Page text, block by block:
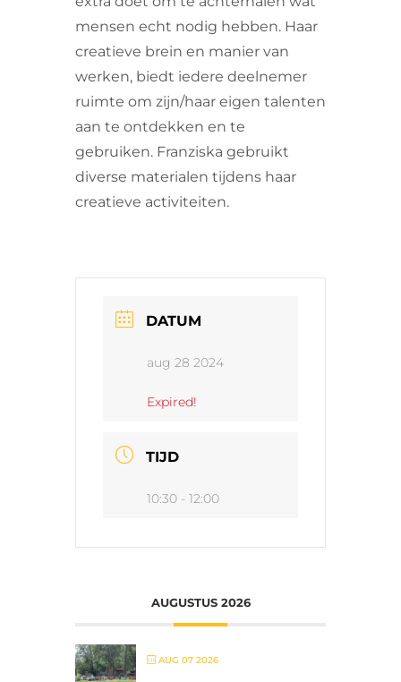
mensen echt nodig hebben. Haar
creatieve brein en manier van
werken, biedt iedere deelnemer
ruimte om zijn/haar eigen talenten
aan te ontdekken en te
gebruiken. Franziska gebruikt
diverse materialen tijdens haar
creatieve activiteiten.
DATUM
aug 28 2024
Expired!
TIJD
10:30 - 12:00
AUGUSTUS 2026
AUG 07 2026